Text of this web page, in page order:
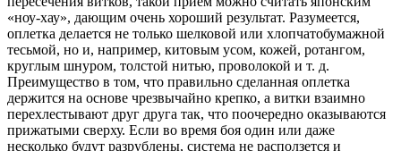
«ноу-хау», дающим очень хороший результат. Разумеется,
оплетка делается не только шелковой или хлопчатобумажной
тесьмой, но и, например, китовым усом, кожей, ротангом,
круглым шнуром, толстой нитью, проволокой и т. д.
Преимущество в том, что правильно сделанная оплетка
держится на основе чрезвычайно крепко, а витки взаимно
перехлестывают друг друга так, что поочередно оказываются
прижатыми сверху. Если во время боя один или даже
несколько будут разрублены, система не расползется и